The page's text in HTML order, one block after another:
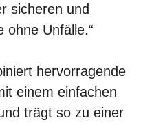
sicheren und
ohne Unfälle.“
hervorragende
einem einfachen
trägt so zu einer